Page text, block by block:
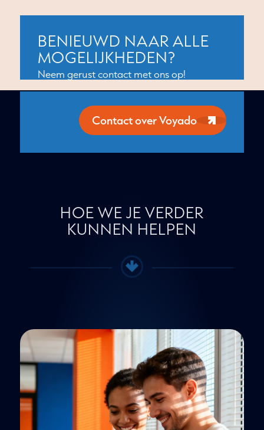
BENIEUWD NAAR ALLE
MOGELIJKHEDEN?
Neem gerust contact met ons op!
Contact over Voyado
HOE WE JE VERDER
KUNNEN HELPEN